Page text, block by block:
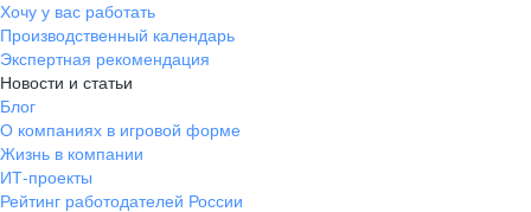
Хочу у вас работать
Производственный календарь
Экспертная рекомендация
Новости и статьи
Блог
О компаниях в игровой форме
Жизнь в компании
ИТ-проекты
Рейтинг работодателей России